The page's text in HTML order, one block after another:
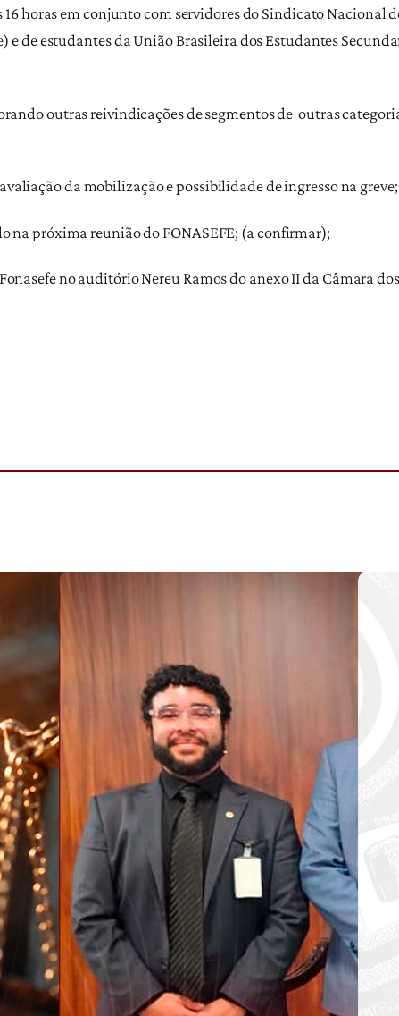
horas em conjunto com servidores do Sindicato Nacional
e de estudantes da União Brasileira dos Estudantes
outras reivindicações de segmentos de outras
da mobilização e possibilidade de ingresso na greve;
na próxima reunião do FONASEFE; (a confirmar);
no auditório Nereu Ramos do anexo II da Câmara